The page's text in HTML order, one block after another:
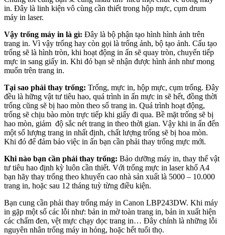
in. Đây là linh kiện vô cùng cần thiết trong hộp mực, cụm drum
máy in laser.
Vậy trống máy in là gì: Đây là bộ phận tạo hình hình ảnh trên
trang in. Vì vậy trống hay còn gọi là trống ảnh, bộ tạo ảnh. Cấu tạo
trống sẽ là hình tròn, khi hoạt động in ấn sẽ quay tròn, chuyển tiếp
mực in sang giấy in. Khi đó bạn sẽ nhận được hình ảnh như mong
muốn trên trang in.
Tại sao phải thay trống: Trống, mực in, hộp mực, cụm trống. Đây
đều là hững vật tư tiêu hao, quá trình in ấn mực in sẽ hết, đồng thời
trống cũng sẽ bị hao mòn theo số trang in. Quá trình hoạt động,
trống sẽ chịu bào mòn trực tiếp khi giấy đi qua. Bề mặt trống sẽ bị
hao mòn, giảm độ sắc nét trang in theo thời gian. Vậy khi in ấn đến
một số lượng trang in nhất định, chất lượng trống sẽ bị hoa mòn.
Khi đó để đảm bảo việc in ấn bạn cần phải thay trống mực mới.
Khi nào bạn cần phải thay trống: Bảo dưỡng máy in, thay thế vật
tư tiêu hao định kỳ luôn cần thiết. Với trống mực in laser khổ A4
bạn hãy thay trống theo khuyến cao nhà sản xuất là 5000 – 10.000
trang in, hoặc sau 12 tháng tuỳ từng điều kiện.
Bạn cung cần phải thay trống máy in Canon LBP243DW. Khi máy
in gặp một số các lỗi như: bản in mờ toàn trang in, bản in xuất hiện
các chấm đen, vệt mực chạy dọc trang in… Đây chính là những lỗi
nguyên nhân trống máy in hỏng, hoặc hết tuổi thọ.